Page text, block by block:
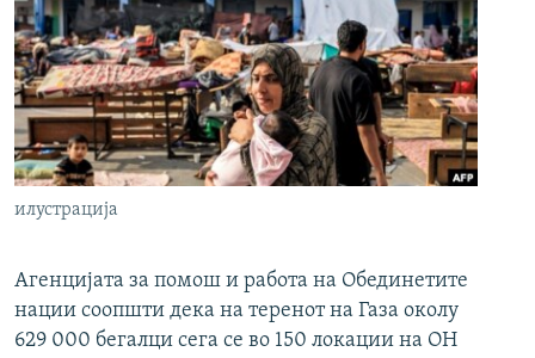
РСЕ веб страници
илустрација
Агенцијата за помош и работа на Обединетите
нации соопшти дека на теренот на Газа околу
629 000 бегалци сега се во 150 локации на ОН